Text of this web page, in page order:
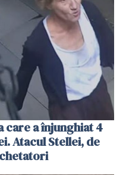
care a înjunghiat 4
Atacul Stellei, de